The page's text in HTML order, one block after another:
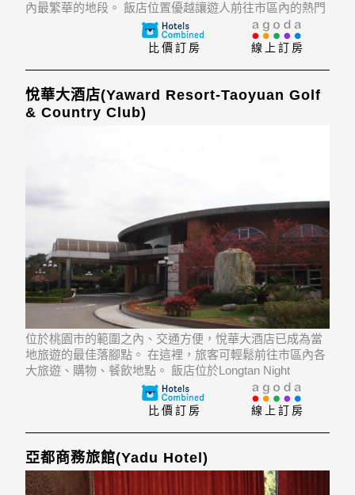
內最繁華的地段。 飯店位置優越讓遊人前往市區內的熱門
線上訂房
比價訂房
悅華大酒店(Yaward Resort-Taoyuan Golf
& Country Club)
位於桃園市的範圍之內、交通方便，悅華大酒店已成為當
地旅遊的最佳落腳點。 在這裡，旅客可輕鬆前往市區內各
大旅遊、購物、餐飲地點。 飯店位於Longtan Night
Market, Guolian Street Night Market, Military Taoyuan
線上訂房
比價訂房
亞都商務旅館(Yadu Hotel)